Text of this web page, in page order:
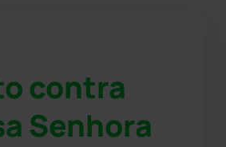
contra
Senhora